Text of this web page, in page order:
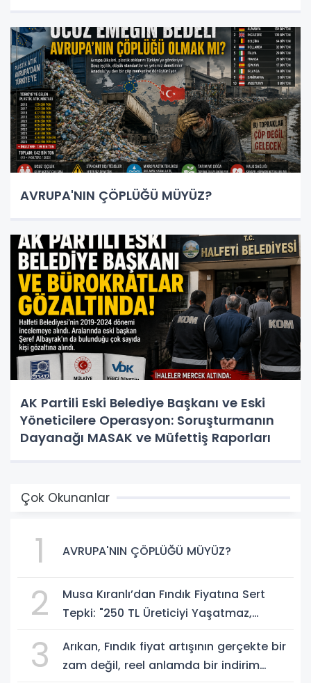
AVRUPA'NIN ÇÖPLÜĞÜ MÜYÜZ?
AK Partili Eski Belediye Başkanı ve Eski
Yöneticilere Operasyon: Soruşturmanın
Dayanağı MASAK ve Müfettiş Raporları
Çok Okunanlar
1 AVRUPA'NIN ÇÖPLÜĞÜ MÜYÜZ?
2
Musa Kıranlı’dan Fındık Fiyatına Sert
Tepki: "250 TL Üreticiyi Yaşatmaz,
3
Arıkan, Fındık fiyat artışının gerçekte bir
zam değil, reel anlamda bir indirim